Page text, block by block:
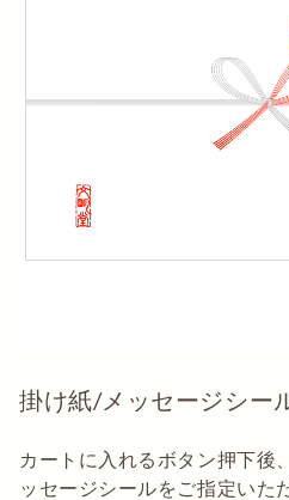
掛け紙/メッセージシー
カートに入れるボタン押下後
ッセージシールをご指定いた